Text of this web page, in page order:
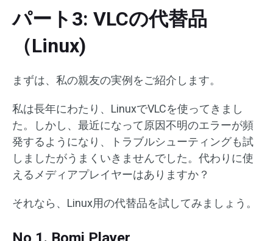
パート3: VLCの代替品
（Linux)
まずは、私の親友の実例をご紹介します。
私は長年にわたり、LinuxでVLCを使ってきまし
た。しかし、最近になって原因不明のエラーが頻
発するようになり、トラブルシューティングも試
しましたがうまくいきませんでした。代わりに使
えるメディアプレイヤーはありますか？
それなら、Linux用の代替品を試してみましょう。